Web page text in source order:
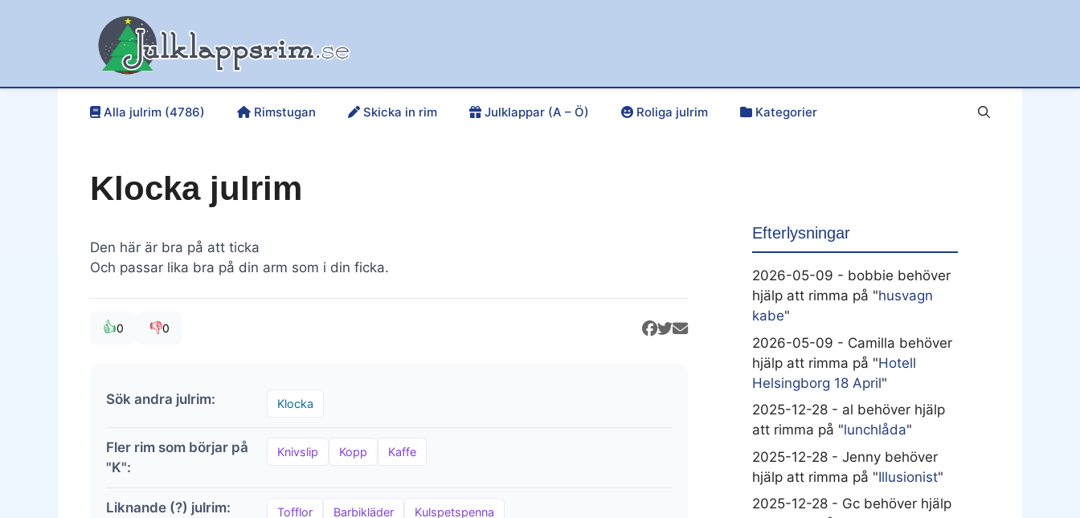
Alla julrim (4786) Rimstugan Skicka in rim Julklappar (A – Ö) Roliga julrim Kategorier
Klocka julrim
Den här är bra på att ticka
Och passar lika bra på din arm som i din ficka.
👍0 👎0
Sök andra julrim: Klocka
Fler rim som börjar på
"K":
Knivslip Kopp Kaffe
Liknande (?) julrim: Tofflor Barbikläder Kulspetspenna
Efterlysningar
2026-05-09 - bobbie behöver
hjälp att rimma på "husvagn
kabe"
2026-05-09 - Camilla behöver
hjälp att rimma på "Hotell
Helsingborg 18 April"
2025-12-28 - al behöver hjälp
att rimma på "lunchlåda"
2025-12-28 - Jenny behöver
hjälp att rimma på "Illusionist"
2025-12-28 - Gc behöver hjälp